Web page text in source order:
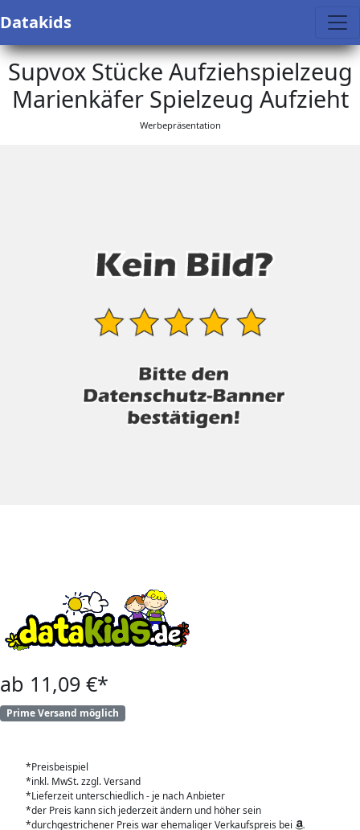
Datakids
Supvox Stücke Aufziehspielzeug
Marienkäfer Spielzeug Aufzieht
Werbepräsentation
ab 11,09 €*
Prime Versand möglich
*Preisbeispiel
*inkl. MwSt. zzgl. Versand
*Lieferzeit unterschiedlich - je nach Anbieter
*der Preis kann sich jederzeit ändern und höher sein
*durchgestrichener Preis war ehemaliger Verkaufspreis bei